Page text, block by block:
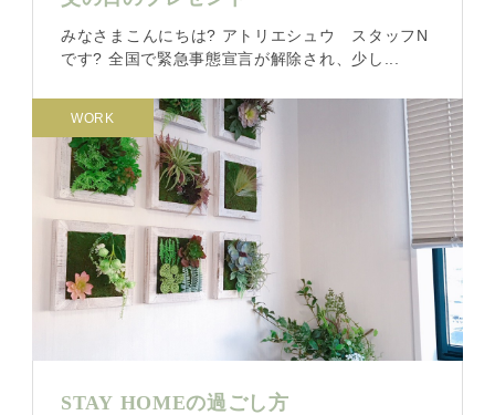
みなさまこんにちは? アトリエシュウ スタッフN
です? 全国で緊急事態宣言が解除され、少し...
WORK
STAY HOMEの過ごし方